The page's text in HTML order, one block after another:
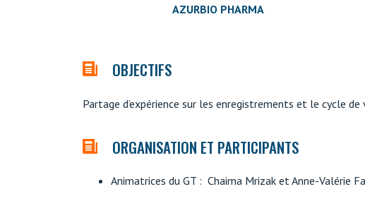
AZURBIO PHARMA
OBJECTIFS
Partage d’expérience sur les enregistrements et le cycle
ORGANISATION ET PARTICIPANTS
Animatrices du GT : Chaima Mrizak et Anne-Valérie